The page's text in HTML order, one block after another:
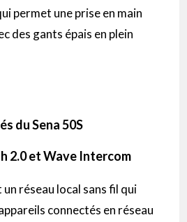
permet une prise en main
des gants épais en plein
du Sena 50S
2.0 et Wave Intercom
un réseau local sans fil qui
connectés en réseau